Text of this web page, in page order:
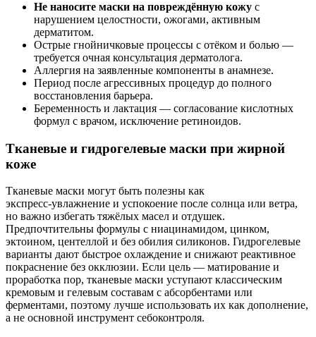
Не наносите маски на повреждённую кожу с
нарушением целостности, ожогами, активным
дерматитом.
Острые гнойничковые процессы с отёком и болью —
требуется очная консультация дерматолога.
Аллергия на заявленные компоненты в анамнезе.
Период после агрессивных процедур до полного
восстановления барьера.
Беременность и лактация — согласование кислотных
формул с врачом, исключение ретиноидов.
Тканевые и гидрогелевые маски при жирной
коже
Тканевые маски могут быть полезны как
экспресс‑увлажнение и успокоение после солнца или ветра,
но важно избегать тяжёлых масел и отдушек.
Предпочтительны формулы с ниацинамидом, цинком,
эктоином, центеллой и без обилия силиконов. Гидрогелевые
варианты дают быстрое охлаждение и снижают реактивное
покраснение без окклюзии. Если цель — матирование и
проработка пор, тканевые маски уступают классическим
кремовым и гелевым составам с абсорбентами или
ферментами, поэтому лучше использовать их как дополнение,
а не основной инструмент себоконтроля.